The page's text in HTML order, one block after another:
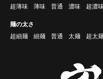
超薄味
薄味 普通 濃味 超濃
麺の太さ
超細麺
細麺 普通 太麺 超太